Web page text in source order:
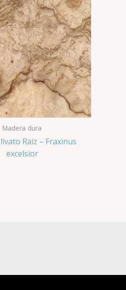
Madera dura
Raiz – Fraxinus
excelsior